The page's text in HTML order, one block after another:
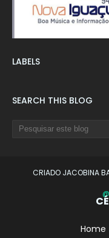
LABELS
SEARCH THIS BLOG
CRIADO JACOBINA
Home